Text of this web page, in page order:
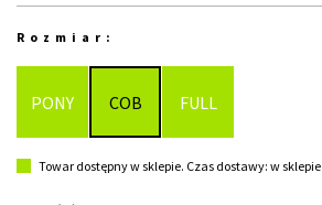
Rozmiar:
PONY COB FULL
Towar dostępny w sklepie. Czas dostawy: w sklepie